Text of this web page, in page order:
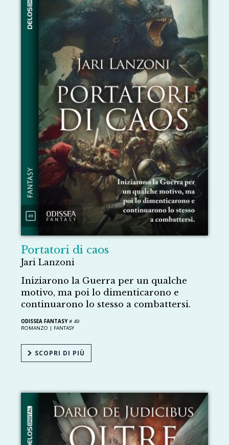
Portatori di caos
Jari Lanzoni
Iniziarono la Guerra per un qualche
motivo, ma poi lo dimenticarono e
continuarono lo stesso a combattersi.
ODISSEA FANTASY# 49
ROMANZO | FANTASY
SCOPRI DI PIÙ